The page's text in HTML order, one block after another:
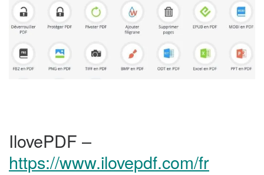
IlovePDF –
https://www.ilovepdf.com/fr